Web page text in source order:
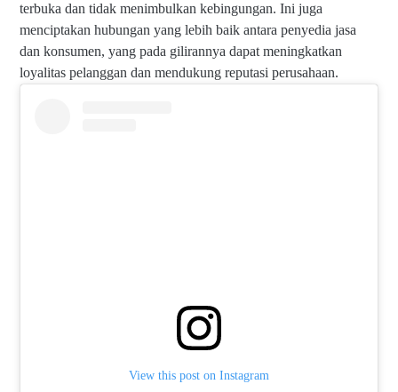
terbuka dan tidak menimbulkan kebingungan. Ini juga
menciptakan hubungan yang lebih baik antara penyedia jasa
dan konsumen, yang pada gilirannya dapat meningkatkan
loyalitas pelanggan dan mendukung reputasi perusahaan.
View this post on Instagram